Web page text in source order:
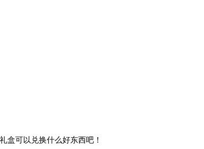
盒可以兑换什么好东西吧！